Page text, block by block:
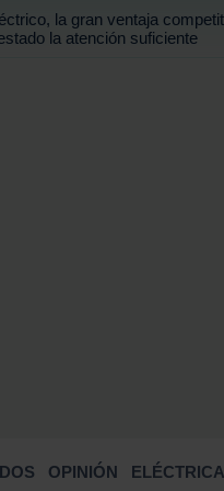
la gran ventaja
la atención suficiente
OPINIÓN